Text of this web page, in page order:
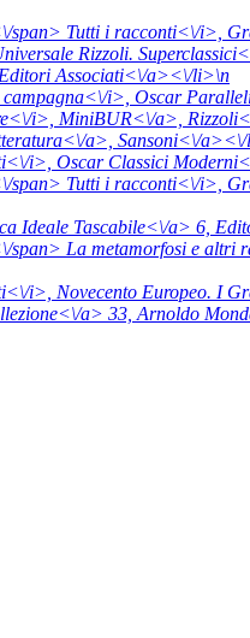
span> Tutti i racconti<\/i>,
Rizzoli.
Editori Associati<\/a><\/li>\n
i>, Oscar
i>, MiniBUR<\/a>,
a>, Sansoni<\/
i>, Oscar Classici
span> Tutti i racconti<\/i>,
Ideale Tascabile<\/a> 6,
span> La metamorfosi e altri
i>, Novecento Europeo. I
a> 33, Arnoldo